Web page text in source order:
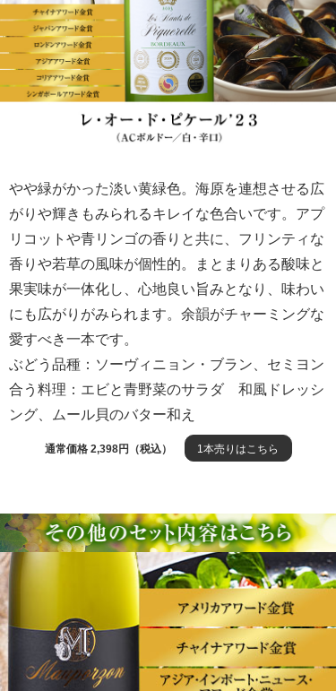
やや緑がかった淡い黄緑色。海原を連想させる広
がりや輝きもみられるキレイな色合いです。アプ
リコットや青リンゴの香りと共に、フリンティな
香りや若草の風味が個性的。まとまりある酸味と
果実味が一体化し、心地良い旨みとなり、味わい
にも広がりがみられます。余韻がチャーミングな
愛すべき一本です。
ぶどう品種：ソーヴィニョン・ブラン、セミヨン
合う料理：エビと青野菜のサラダ 和風ドレッシ
ング、ムール貝のバター和え
通常価格 2,398円（税込） 1本売りはこちら